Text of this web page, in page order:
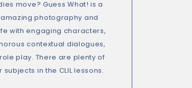
move? Guess What! is a
photography and
with engaging characters,
contextual dialogues,
play. There are plenty of
in the CLIL lessons.